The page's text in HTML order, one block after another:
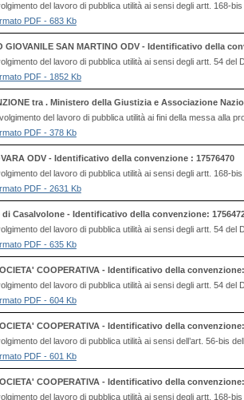
del lavoro di pubblica utilità ai sensi degli artt. 168-
PDF - 683 Kb
GIOVANILE SAN MARTINO ODV - Identificativo della
del lavoro di pubblica utilità ai sensi degli artt. 54
PDF - 1852 Kb
tra . Ministero della Giustizia e Associazione
del lavoro di pubblica utilità ai fini della messa alla
PDF - 378 Kb
ODV - Identificativo della convenzione : 17576470
del lavoro di pubblica utilità ai sensi degli artt. 168-
PDF - 2631 Kb
di Casalvolone - Identificativo della convenzione:
del lavoro di pubblica utilità ai sensi degli artt. 54
PDF - 635 Kb
COOPERATIVA - Identificativo della
del lavoro di pubblica utilità ai sensi degli artt. 54
PDF - 604 Kb
COOPERATIVA - Identificativo della
del lavoro di pubblica utilità ai sensi dell’art. 56-bis
PDF - 601 Kb
COOPERATIVA - Identificativo della
del lavoro di pubblica utilità ai sensi degli artt. 168-